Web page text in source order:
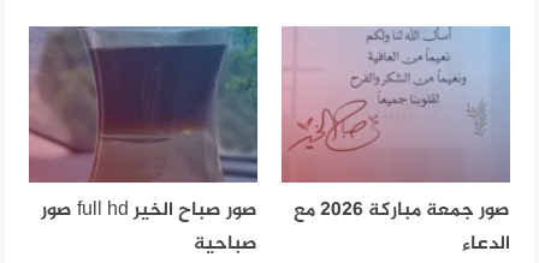
صور جمعة مباركة 2026 مع
الدعاء
صور صباح الخير full hd صور
صباحية